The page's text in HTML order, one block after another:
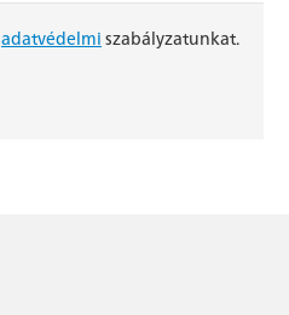
adatvédelmi szabályzatunkat.